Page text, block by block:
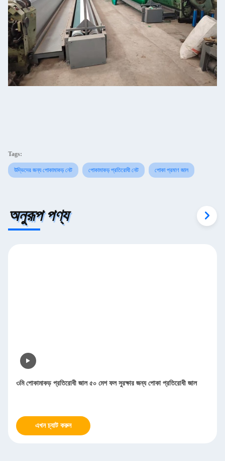
Tags:
উদ্ভিদের জন্য পোকামাকড় নেট পোকামাকড় প্রতিরোধী নেট পোকা প্রমাণ জাল
অনুরূপ পণ্য
৩মি পোকামাকড় প্রতিরোধী জাল ৫০ মেশ ফল সুরক্ষার জন্য পোকা প্রতিরোধী জাল
এখন চ্যাট করুন